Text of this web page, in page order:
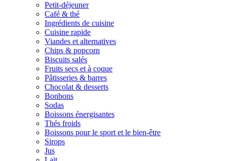
Petit-déjeuner
Café & thé
Ingrédients de cuisine
Cuisine rapide
Viandes et alternatives
Chips & popcorn
Biscuits salés
Fruits secs et à coque
Pâtisseries & barres
Chocolat & desserts
Bonbons
Sodas
Boissons énergisantes
Thés froids
Boissons pour le sport et le bien-être
Sirops
Jus